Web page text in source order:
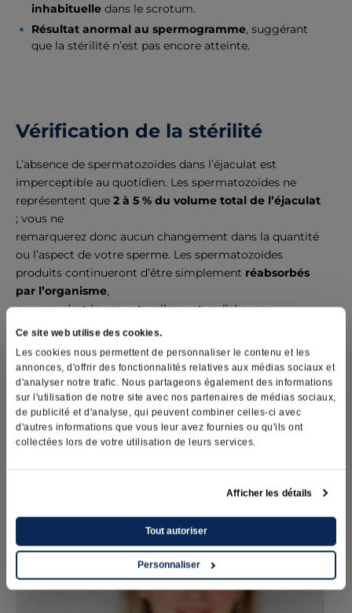
Ce site web utilise des cookies.
Les cookies nous permettent de personnaliser le contenu et les
annonces, d'offrir des fonctionnalités relatives aux médias sociaux et
d'analyser notre trafic. Nous partageons également des informations
sur l'utilisation de notre site avec nos partenaires de médias sociaux,
de publicité et d'analyse, qui peuvent combiner celles-ci avec
d'autres informations que vous leur avez fournies ou qu'ils ont
collectées lors de votre utilisation de leurs services.
Afficher les détails
Tout autoriser
Personnaliser
inhabituelle dans le scrotum.
Résultat anormal au spermogramme, suggérant
que la stérilité n’est pas encore atteinte.
Vérification de la stérilité
L’absence de spermatozoïdes dans l’éjaculat est
imperceptible au quotidien. Les spermatozoïdes ne
représentent que 2 à 5 % du volume total de l’éjaculat
; vous ne
remarquerez donc aucun changement dans la quantité
ou l’aspect de votre sperme. Les spermatozoïdes
produits continueront d’être simplement réabsorbés
par l’organisme,
comme c’est le cas naturellement en l’absence
d’éjaculations régulières. L’intervention n’a
impact sur vos taux de testostérone
ni sur votre
virilité, car la production
hormonale testiculaire reste intacte.
Unspermogrammeest réaliséà 12semaines après la
vasectomiepour confirmer l’efficacité de l’intervention.
montre l’absence totale de spermatozoïdes mobiles.
méthode contraceptivejusqu’à ce que la stérilité soit
confirmée par le résultat du spermogramme.